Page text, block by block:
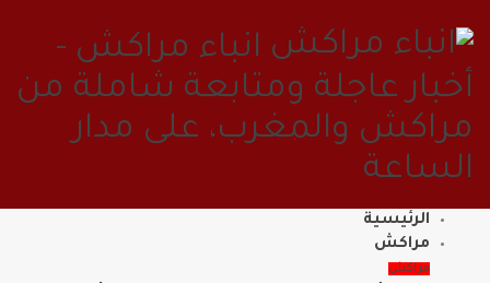
انباء مراكش -
أخبار عاجلة ومتابعة شاملة من
مراكش والمغرب، على مدار
الساعة
الرئيسية
مراكش
مراكش